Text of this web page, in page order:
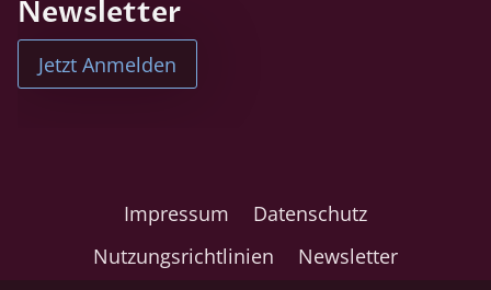
Newsletter
Jetzt Anmelden
Impressum
Datenschutz
Nutzungsrichtlinien
Newsletter